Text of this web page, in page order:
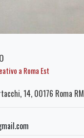
a Roma Est
14, 00176 Roma RM